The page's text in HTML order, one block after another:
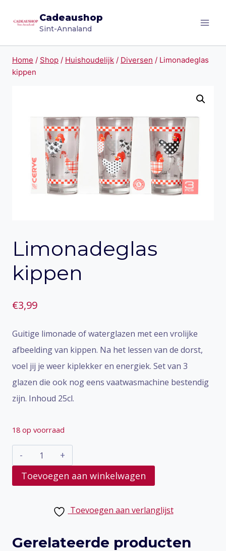
naar
Cadeaushop
Sint-Annaland
Home / Shop / Huishoudelijk / Diversen / Limonadeglas
kippen
Limonadeglas
kippen
€3,99
Guitige limonade of waterglazen met een vrolijke
afbeelding van kippen. Na het lessen van de dorst,
voel jij je weer kiplekker en energiek. Set van 3
glazen die ook nog eens vaatwasmachine bestendig
zijn. Inhoud 25cl.
18 op voorraad
Limonadeglas
kippen
aantal
Toevoegen aan winkelwagen
Toevoegen aan verlanglijst
Gerelateerde producten